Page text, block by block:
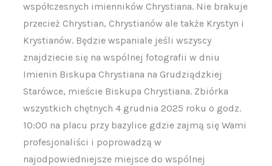
współczesnych imienników Chrystiana. Nie brakuje
przecież Chrystian, Chrystianów ale także Krystyn i
Krystianów. Będzie wspaniale jeśli wszyscy
znajdziecie się na wspólnej fotografii w dniu
Imienin Biskupa Chrystiana na Grudziądzkiej
Starówce, mieście Biskupa Chrystiana. Zbiórka
wszystkich chętnych 4 grudnia 2025 roku o godz.
10:00 na placu przy bazylice gdzie zajmą się Wami
profesjonaliści i poprowadzą w
najodpowiedniejsze miejsce do wspólnej